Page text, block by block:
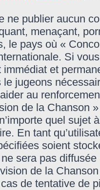
ne publier aucun
menaçant,
le pays où «
Si
et
jugeons
au
de la Chanson
quel sujet
En tant
soient
sera pas
de la
de tentative de